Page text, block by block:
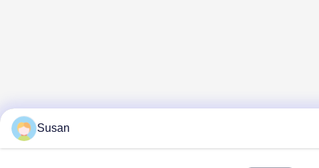
Susan